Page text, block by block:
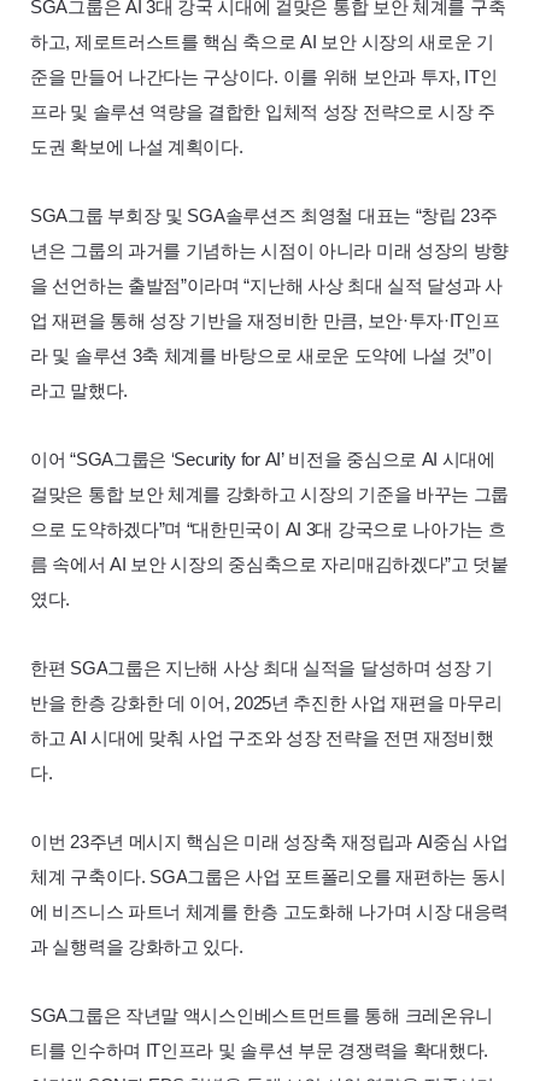
SGA그룹은 AI 3대 강국 시대에 걸맞은 통합 보안 체계를 구축
하고, 제로트러스트를 핵심 축으로AI 보안 시장의 새로운 기
준을 만들어 나간다는 구상이다. 이를 위해 보안과 투자, IT인
프라 및 솔루션 역량을 결합한 입체적 성장 전략으로 시장 주
도권 확보에 나설 계획이다.
SGA그룹 부회장 및 SGA솔루션즈 최영철 대표는 “창립 23주
년은 그룹의 과거를 기념하는 시점이 아니라 미래 성장의 방향
을 선언하는 출발점”이라며 “지난해 사상 최대 실적 달성과 사
업 재편을 통해 성장 기반을 재정비한 만큼, 보안·투자·IT인프
라 및 솔루션 3축 체계를 바탕으로 새로운 도약에 나설 것”이
라고 말했다.
이어 “SGA그룹은 ‘Security for AI’비전을 중심으로 AI 시대에
걸맞은 통합 보안 체계를 강화하고 시장의 기준을 바꾸는 그룹
으로 도약하겠다”며 “대한민국이 AI 3대 강국으로 나아가는 흐
름 속에서AI 보안 시장의 중심축으로 자리매김하겠다”고 덧붙
였다.
한편 SGA그룹은 지난해 사상 최대 실적을 달성하며 성장 기
반을 한층 강화한 데 이어, 2025년 추진한 사업 재편을 마무리
하고AI 시대에 맞춰 사업 구조와 성장 전략을 전면 재정비했
다.
이번 23주년 메시지 핵심은 미래 성장축 재정립과 AI 중심 사업
체계 구축이다. SGA그룹은 사업 포트폴리오를 재편하는 동시
에 비즈니스 파트너 체계를 한층 고도화해 나가며 시장 대응력
과 실행력을 강화하고 있다.
SGA그룹은 작년말 액시스인베스트먼트를 통해 크레온유니
티를 인수하며
IT인프라 및 솔루션 부문 경쟁력을 확대했다.